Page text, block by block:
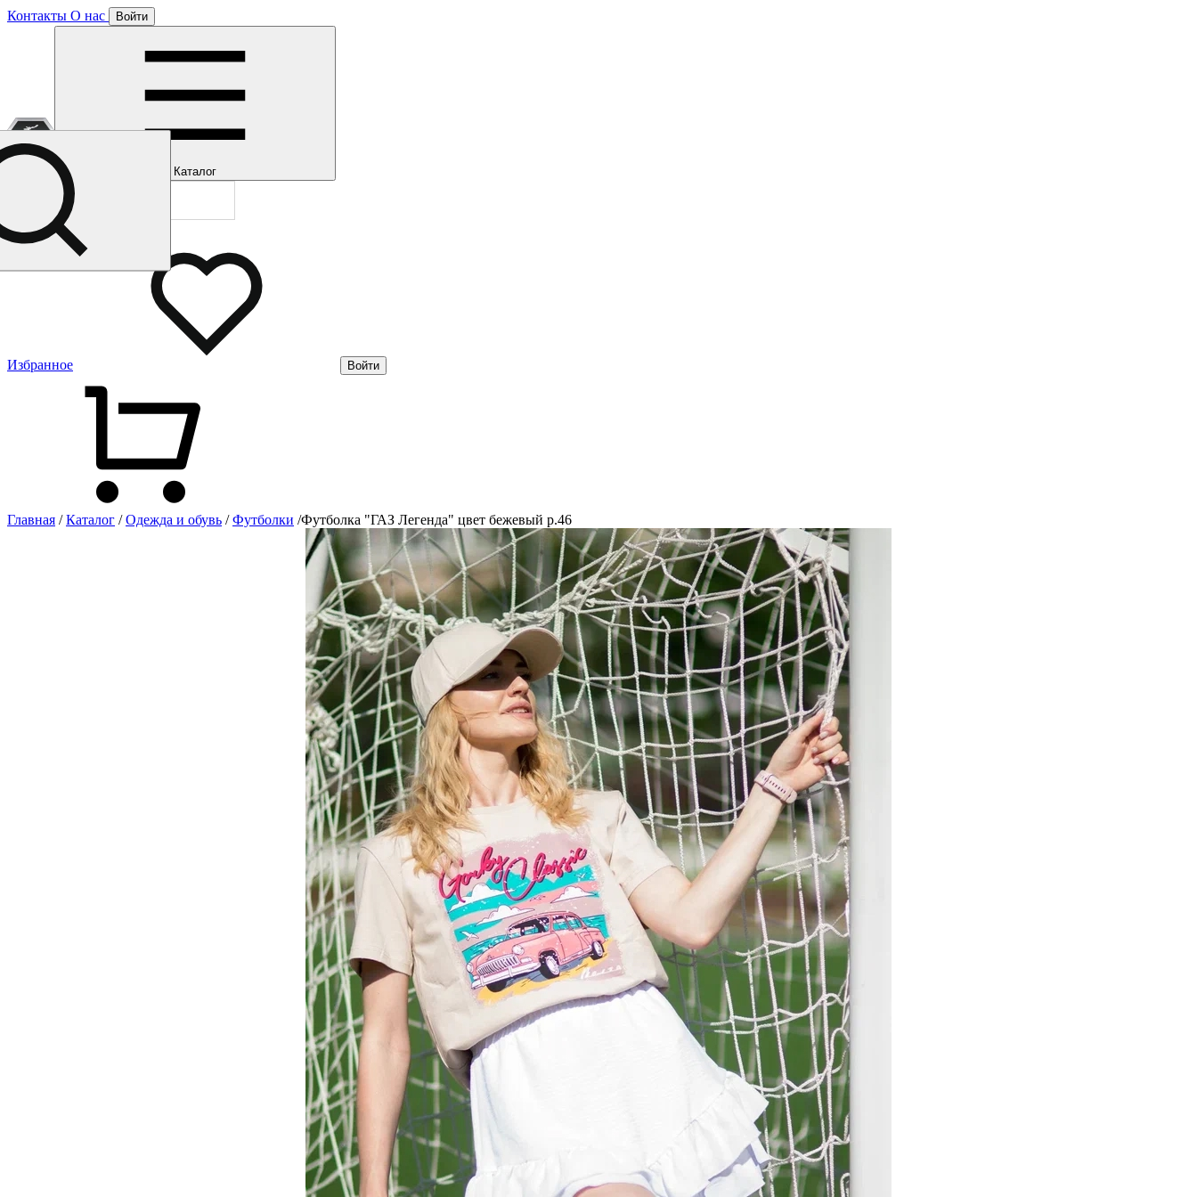
Контакты О нас Войти
Каталог
Газмерч
Избранное Войти
Главная / Каталог / Одежда и обувь / Футболки /Футболка "ГАЗ Легенда" цвет бежевый р.46
Будем направлять вам все наши специальные предложения и новости
Мы уже направляем вам все наши специальные предложения и новости